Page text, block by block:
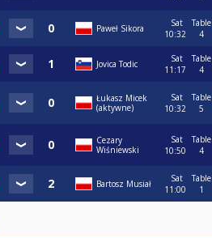
Paweł Sikora
Sat
10:32
Table
4
Jovica Todic
Sat
11:17
Table
4
Łukasz Micek
(aktywne)
Sat
10:32
Table
5
Cezary
Wiśniewski
Sat
10:50
Table
4
Bartosz Musiał
Sat
11:00
Table
1